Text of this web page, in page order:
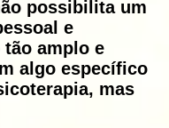
possibilita um
e
amplo e
algo específico
mas